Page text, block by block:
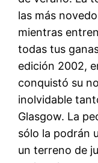
las más
mientras
todas tus
edición 2002,
conquistó su
inolvidable
Glasgow. La
sólo la podrán
un terreno de